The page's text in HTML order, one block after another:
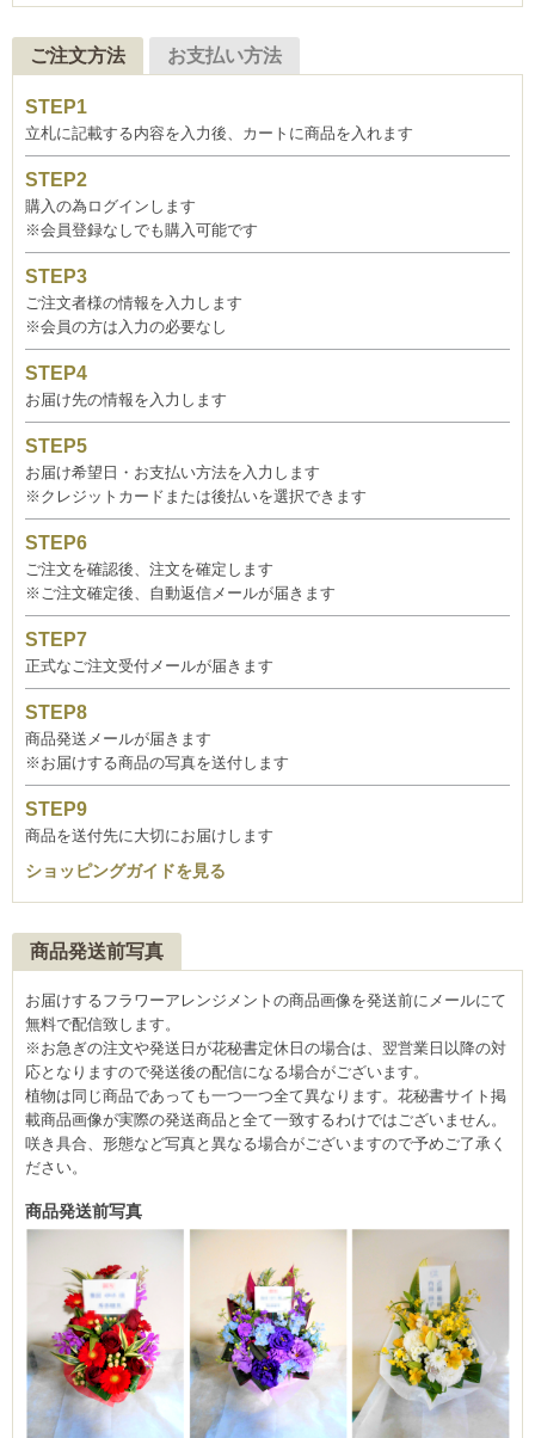
ご注文方法 お支払い方法
立札に記載する内容を入力後、カートに商品を入れます
購入の為ログインします
※会員登録なしでも購入可能です
ご注文者様の情報を入力します
※会員の方は入力の必要なし
お届け先の情報を入力します
お届け希望日・お支払い方法を入力します
※クレジットカードまたは後払いを選択できます
ご注文を確認後、注文を確定します
※ご注文確定後、自動返信メールが届きます
正式なご注文受付メールが届きます
商品発送メールが届きます
※お届けする商品の写真を送付します
商品を送付先に大切にお届けします
ショッピングガイドを見る
商品発送前写真
お届けするフラワーアレンジメントの商品画像を発送前にメールにて
無料で配信致します。
※お急ぎの注文や発送日が花秘書定休日の場合は、翌営業日以降の対
応となりますので発送後の配信になる場合がございます。
植物は同じ商品であっても一つ一つ全て異なります。花秘書サイト掲
載商品画像が実際の発送商品と全て一致するわけではございません。
咲き具合、形態など写真と異なる場合がございますので予めご了承く
ださい。
商品発送前写真